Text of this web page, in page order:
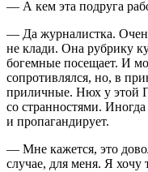
— А кем эта подруга
— Да журналистка.
не клади. Она рубрику
богемные посещает. И
сопротивлялся, но, в
приличные. Нюх у
со странностями.
и пропагандирует.
— Мне кажется, это
случае, для меня. Я хочу